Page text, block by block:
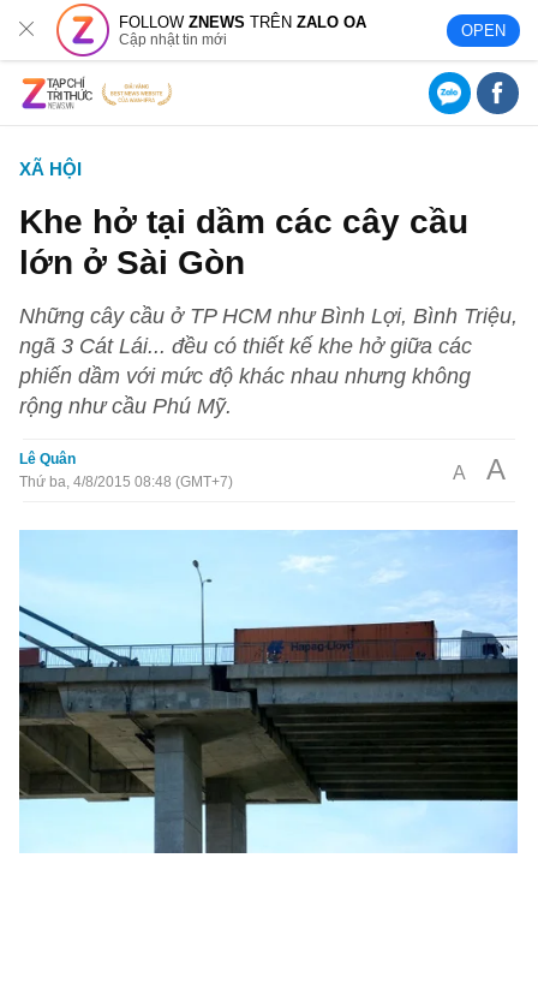
FOLLOWZNEWS TRÊNZALO OA
Cập nhật tin mới OPEN
XÃ HỘI
Khe hở tại dầm các cây cầu
lớn ở Sài Gòn
Những cây cầu ở TP HCM như Bình Lợi, Bình Triệu,
ngã 3 Cát Lái... đều có thiết kế khe hở giữa các
phiến dầm với mức độ khác nhau nhưng không
rộng như cầu Phú Mỹ.
Lê Quân
Thứ ba, 4/8/2015 08:48 (GMT+7)
A A